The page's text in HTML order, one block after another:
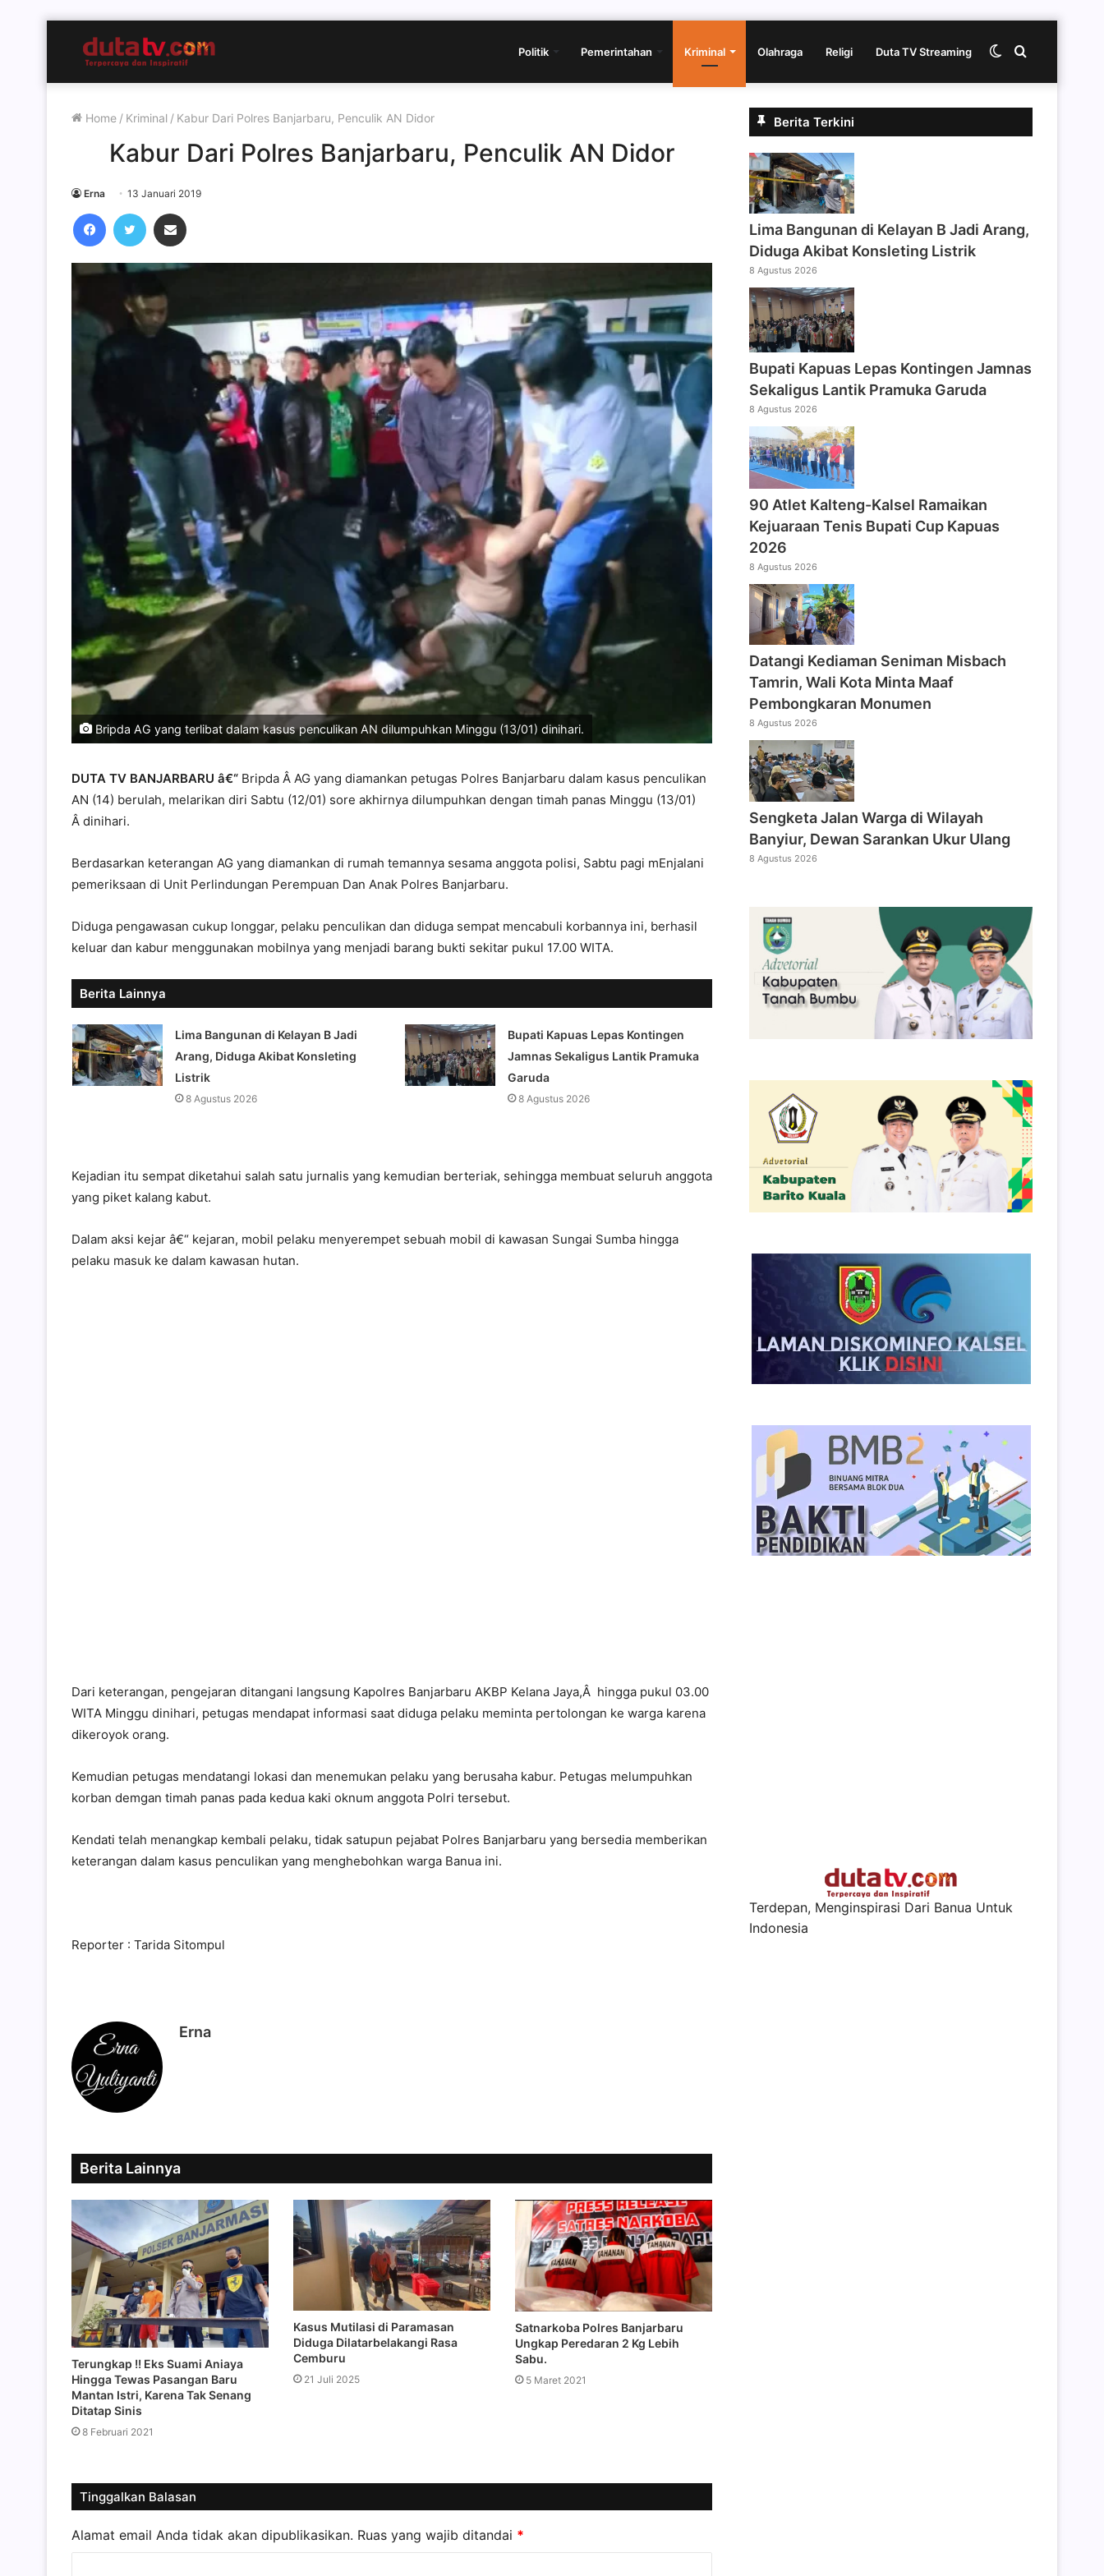
Politik Pemerintahan Kriminal Olahraga Religi Duta TV Streaming Cari
Switch
Home / Kriminal / Kabur Dari Polres Banjarbaru, Penculik AN Didor
Kabur Dari Polres Banjarbaru, Penculik AN Didor
Erna 13 Januari 2019
FacebookTwitter
Bripda AG yang terlibat dalam kasus penculikan AN dilumpuhkan Minggu (13/01) dinihari.
DUTA TV BANJARBARU â€“ Bripda Â AG yang diamankan petugas Polres Banjarbaru dalam kasus penculikan
AN (14) berulah, melarikan diri Sabtu (12/01) sore akhirnya dilumpuhkan dengan timah panas Minggu (13/01)
Â dinihari.
Berdasarkan keterangan AG yang diamankan di rumah temannya sesama anggota polisi, Sabtu pagi mEnjalani
pemeriksaan di Unit Perlindungan Perempuan Dan Anak Polres Banjarbaru.
Diduga pengawasan cukup longgar, pelaku penculikan dan diduga sempat mencabuli korbannya ini, berhasil
keluar dan kabur menggunakan mobilnya yang menjadi barang bukti sekitar pukul 17.00 WITA.
Berita Lainnya
Lima Bangunan di Kelayan B Jadi
Arang, Diduga Akibat Konsleting
Listrik
8 Agustus 2026
Bupati Kapuas Lepas Kontingen
Jamnas Sekaligus Lantik Pramuka
Garuda
8 Agustus 2026
Kejadian itu sempat diketahui salah satu jurnalis yang kemudian berteriak, sehingga membuat seluruh anggota
yang piket kalang kabut.
Dalam aksi kejar â€“ kejaran, mobil pelaku menyerempet sebuah mobil di kawasan Sungai Sumba hingga
pelaku masuk ke dalam kawasan hutan.
Dari keterangan, pengejaran ditangani langsung Kapolres Banjarbaru AKBP Kelana Jaya,Â hingga pukul 03.00
WITA Minggu dinihari, petugas mendapat informasi saat diduga pelaku meminta pertolongan ke warga karena
dikeroyok orang.
Kemudian petugas mendatangi lokasi dan menemukan pelaku yang berusaha kabur. Petugas melumpuhkan
korban demgan timah panas pada kedua kaki oknum anggota Polri tersebut.
Kendati telah menangkap kembali pelaku, tidak satupun pejabat Polres Banjarbaru yang bersedia memberikan
keterangan dalam kasus penculikan yang menghebohkan warga Banua ini.
Reporter : Tarida Sitompul
Erna
Berita Lainnya
Terungkap !! Eks Suami Aniaya
Hingga Tewas Pasangan Baru
Mantan Istri, Karena Tak Senang
Ditatap Sinis
8 Februari 2021
Kasus Mutilasi di Paramasan
Diduga Dilatarbelakangi Rasa
Cemburu
21 Juli 2025
Satnarkoba Polres Banjarbaru
Ungkap Peredaran 2 Kg Lebih
Sabu.
5 Maret 2021
Tinggalkan Balasan
Alamat email Anda tidak akan dipublikasikan. Ruas yang wajib ditandai *
Berita Terkini
Lima Bangunan di Kelayan B Jadi Arang,
Diduga Akibat Konsleting Listrik
8 Agustus 2026
Bupati Kapuas Lepas Kontingen Jamnas
Sekaligus Lantik Pramuka Garuda
8 Agustus 2026
90 Atlet Kalteng-Kalsel Ramaikan
Kejuaraan Tenis Bupati Cup Kapuas
2026
8 Agustus 2026
Datangi Kediaman Seniman Misbach
Tamrin, Wali Kota Minta Maaf
Pembongkaran Monumen
8 Agustus 2026
Sengketa Jalan Warga di Wilayah
Banyiur, Dewan Sarankan Ukur Ulang
8 Agustus 2026
Terdepan, Menginspirasi Dari Banua Untuk
Indonesia